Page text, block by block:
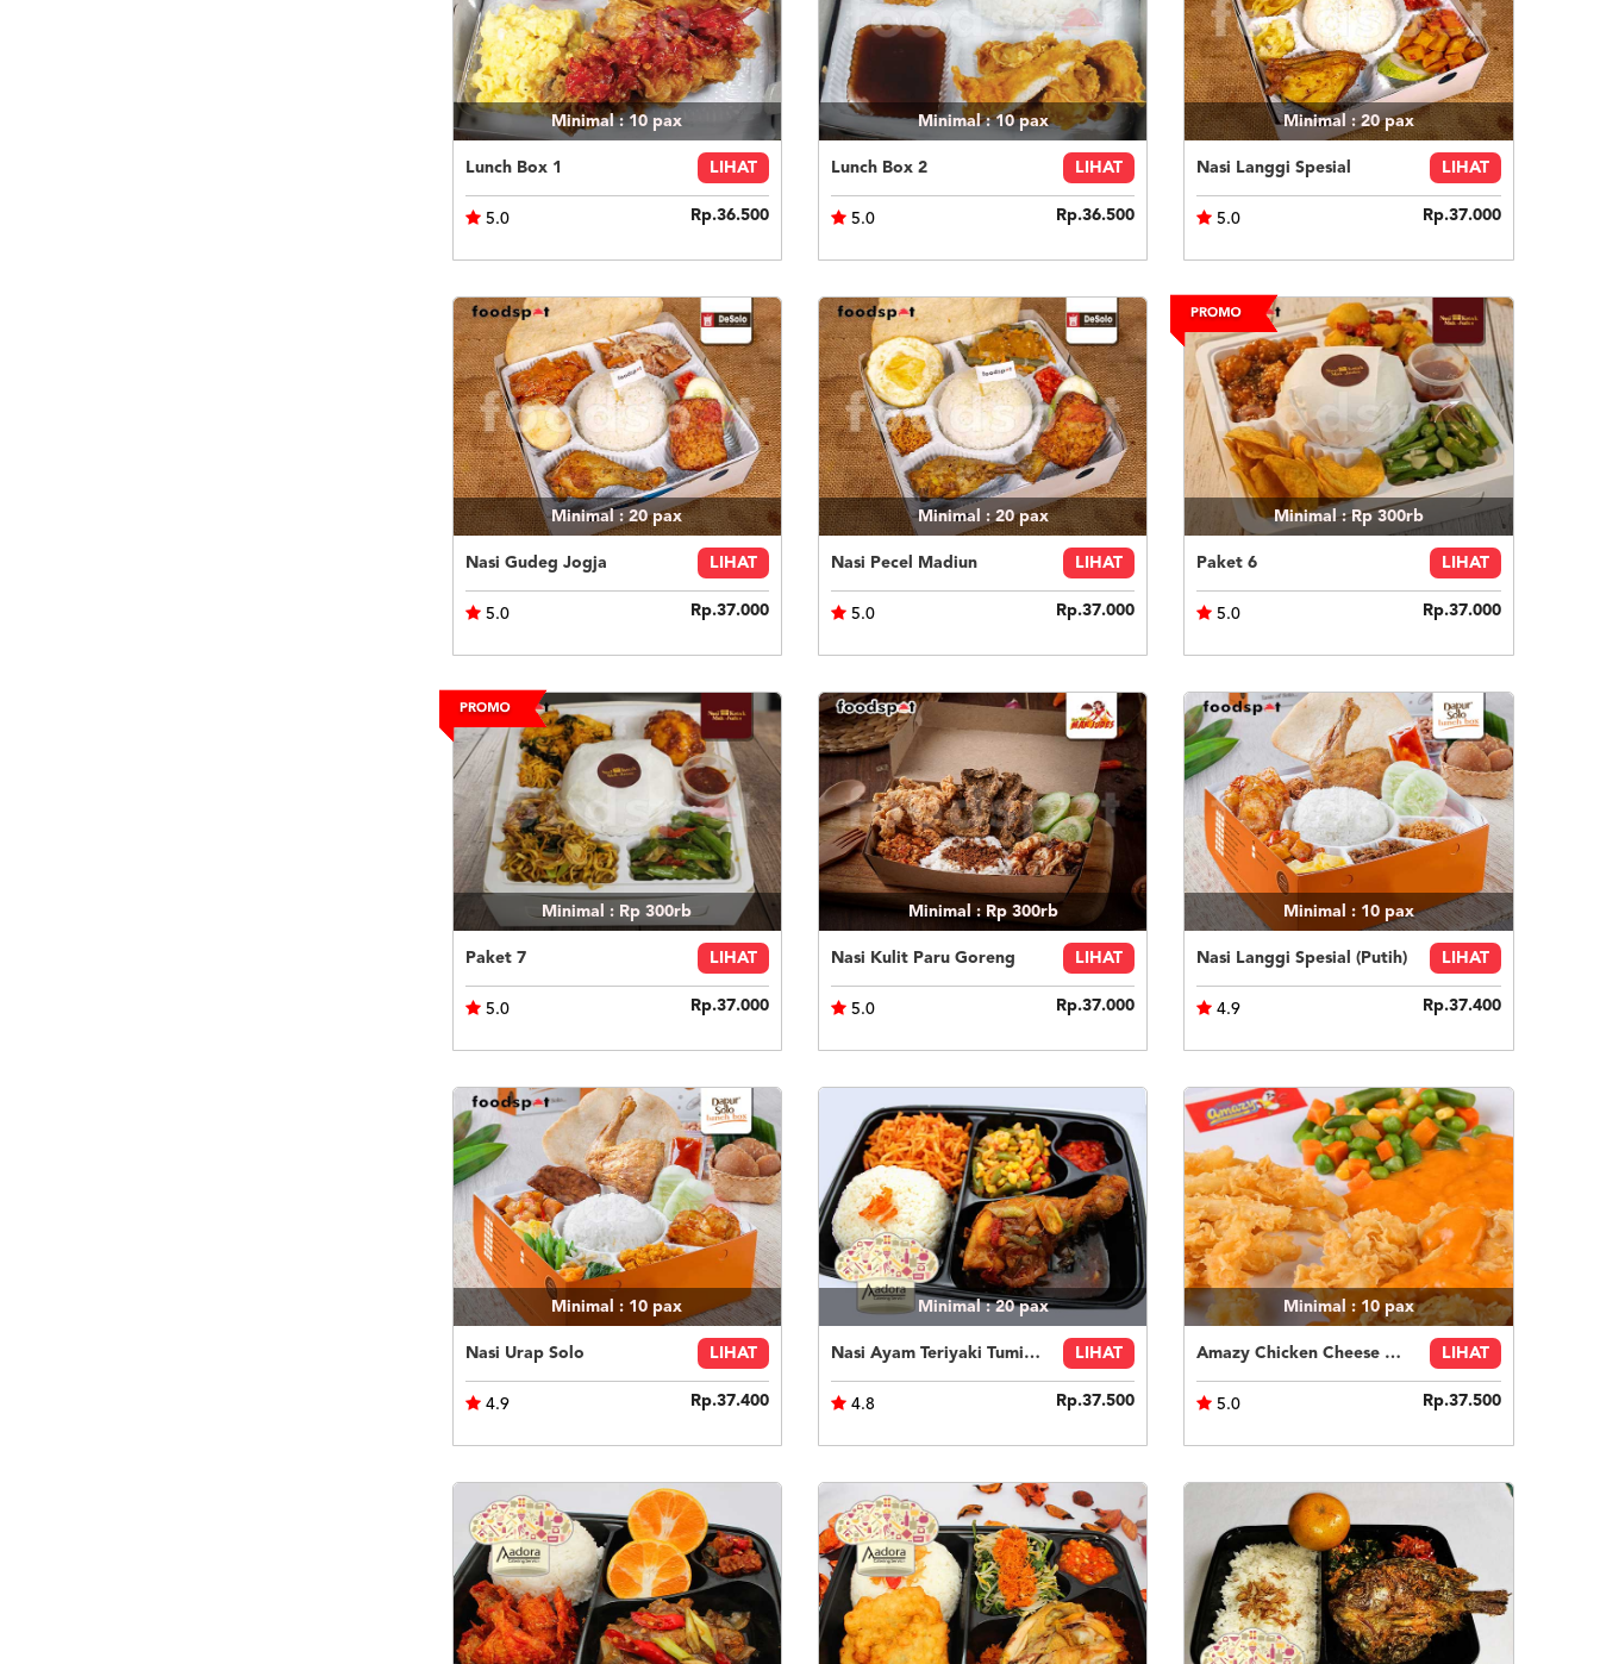
Minimal : 10 pax
Lunch Box 1 LIHAT
5.0 Rp.36.500
Minimal : 10pax
Lunch Box 2 LIHAT
5.0 Rp.36.500
Minimal : 20pax
Nasi Langgi Spesial LIHAT
5.0 Rp.37.000
Minimal : 20pax
Nasi Gudeg Jogja LIHAT
5.0 Rp.37.000
Minimal : 20pax
Nasi Pecel Madiun LIHAT
5.0 Rp.37.000
Minimal : Rp 300rb
Paket 6 LIHAT
5.0 Rp.37.000
Minimal : Rp 300rb
Paket 7 LIHAT
5.0 Rp.37.000
Minimal : Rp 300rb
Nasi Kulit Paru Goreng LIHAT
5.0 Rp.37.000
Minimal : 10 pax
Nasi Langgi Spesial (Putih) LIHAT
4.9 Rp.37.400
Minimal : 10 pax
Nasi Urap Solo LIHAT
4.9 Rp.37.400
Minimal : 20pax
Nasi Ayam Teriyaki Tumis Buncis Jagung LIHAT
4.8 Rp.37.500
Minimal : 10pax
Amazy Chicken Cheese Sauce LIHAT
5.0 Rp.37.500